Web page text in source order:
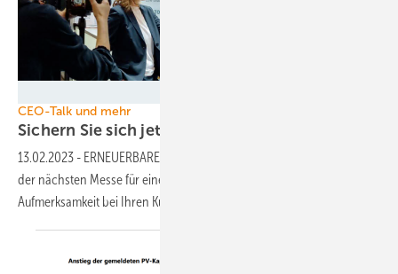
CEO-Talk und mehr
Sichern Sie sich jetzt Ihr
13.02.2023 - ERNEUERBARE ENERGIEN besucht Ihr Unternehmen auf
der nächsten Messe für einen Videodreh. So erlangen Sie optimale
Aufmerksamkeit bei Ihren Kunden.